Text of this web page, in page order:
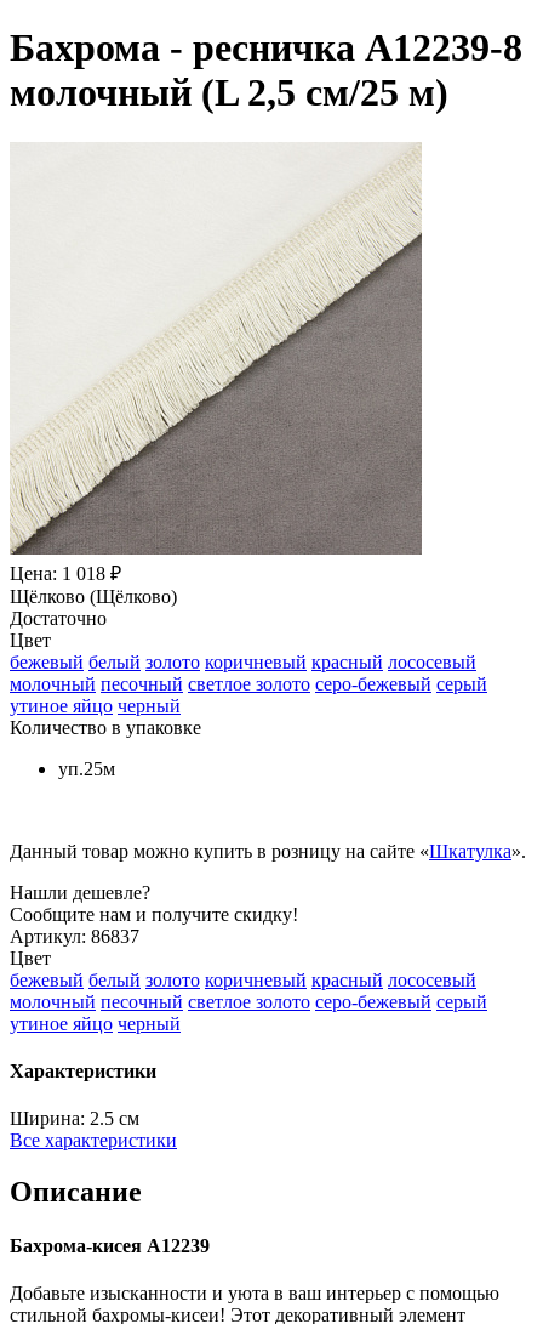
Бахрома - ресничка A12239-8
молочный (L 2,5 см/25 м)
Цена: 1 018 ₽
Щёлково (Щёлково)
Достаточно
Цвет
бежевый белый золото коричневый красный лососевый
молочный песочный светлое золото серо-бежевый серый
утиное яйцо черный
Количество в упаковке
уп.25м
Данный товар можно купить в розницу на сайте «Шкатулка».
Нашли дешевле?
Сообщите нам и получите скидку!
Артикул: 86837
Цвет
бежевый белый золото коричневый красный лососевый
молочный песочный светлое золото серо-бежевый серый
утиное яйцо черный
Характеристики
Ширина: 2.5 см
Все характеристики
Описание
Бахрома-кисея A12239
Добавьте изысканности и уюта в ваш интерьер с помощью
стильной бахромы-кисеи! Этот декоративный элемент